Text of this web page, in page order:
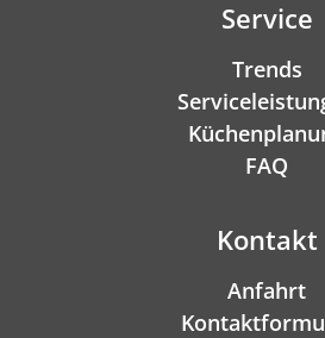
Service
Trends
FAQ
Kontakt
Anfahrt